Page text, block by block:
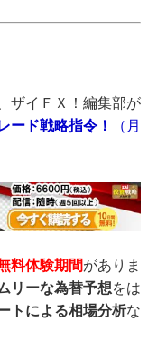
ザイＦＸ！編集部が
ード戦略指令！
（月
料体験期間がありま
リーな為替予想をは
トによる相場分析な